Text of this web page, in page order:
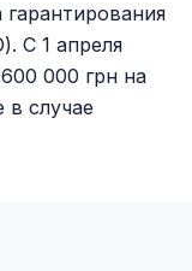
С 1 апреля
000 грн на
в случае